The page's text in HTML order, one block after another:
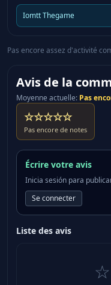
Iomtt Thegame
Pas encore assez d'activité
Avis de la
Moyenne actuelle: Pas
☆☆☆☆☆
Pas encore de notes
Écrire votre avis
Inicia sesión para
Se connecter
Liste des avis